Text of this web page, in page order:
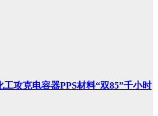
攻克电容器PPS材料“双85”千小时